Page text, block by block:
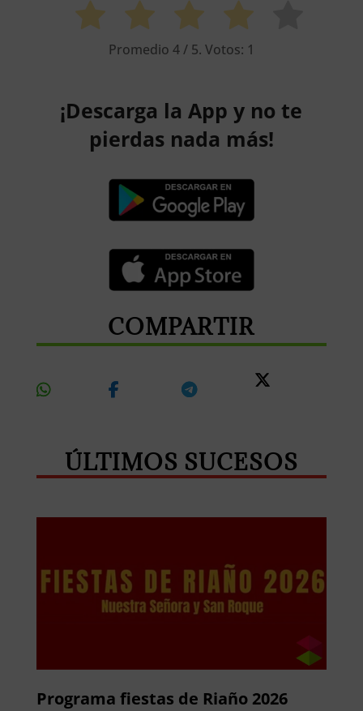
Promedio 4/ 5. Votos: 1
¡Descarga la App y no te
pierdas nada más!
COMPARTIR
ÚLTIMOS SUCESOS
Programa fiestas de Riaño 2026